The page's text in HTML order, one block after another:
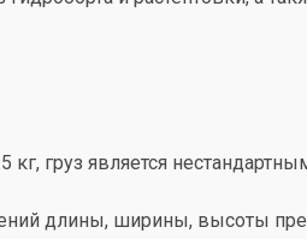
груз является
длины, ширины, высоты